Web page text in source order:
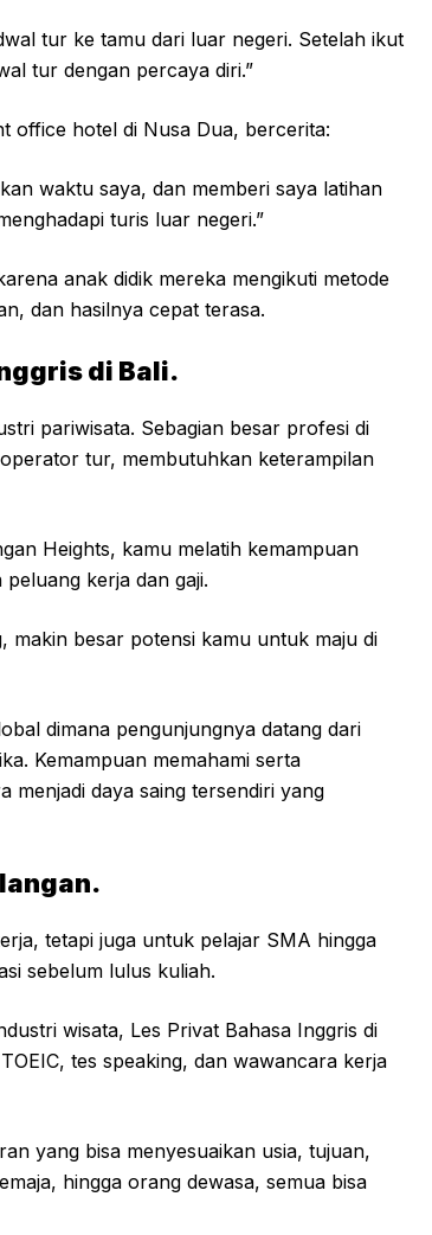
tur ke tamu dari luar negeri. Setelah ikut
tur dengan percaya diri.”
office hotel di Nusa Dua, bercerita:
waktu saya, dan memberi saya latihan
turis luar negeri.”
anak didik mereka mengikuti metode
dan hasilnya cepat terasa.
di Bali.
pariwisata. Sebagian besar profesi di
tur, membutuhkan keterampilan
Heights, kamu melatih kemampuan
kerja dan gaji.
makin besar potensi kamu untuk maju di
dimana pengunjungnya datang dari
Kemampuan memahami serta
menjadi daya saing tersendiri yang
tetapi juga untuk pelajar SMA hingga
sebelum lulus kuliah.
wisata, Les Privat Bahasa Inggris di
tes speaking, dan wawancara kerja
yang bisa menyesuaikan usia, tujuan,
hingga orang dewasa, semua bisa